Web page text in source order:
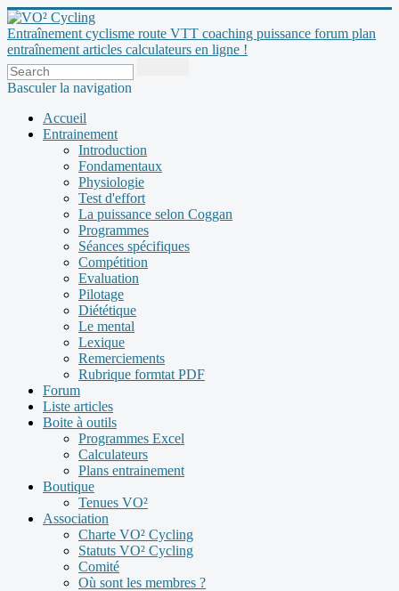
Entraînement cyclisme route VTT coaching puissance forum plan
entraînement articles calculateurs en ligne !
Basculer la navigation
Accueil
Entrainement
Introduction
Fondamentaux
Physiologie
Test d'effort
La puissance selon Coggan
Programmes
Séances spécifiques
Compétition
Evaluation
Pilotage
Diététique
Le mental
Lexique
Remerciements
Rubrique formtat PDF
Forum
Liste articles
Boite à outils
Programmes Excel
Calculateurs
Plans entrainement
Boutique
Tenues VO²
Association
Charte VO² Cycling
Statuts VO² Cycling
Comité
Où sont les membres ?